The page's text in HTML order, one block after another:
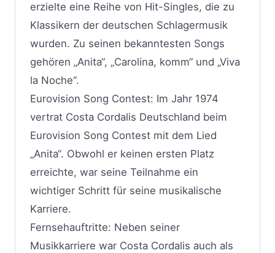
erzielte eine Reihe von Hit-Singles, die zu
Klassikern der deutschen Schlagermusik
wurden. Zu seinen bekanntesten Songs
gehören „Anita“, „Carolina, komm“ und „Viva
la Noche“.
Eurovision Song Contest: Im Jahr 1974
vertrat Costa Cordalis Deutschland beim
Eurovision Song Contest mit dem Lied
„Anita“. Obwohl er keinen ersten Platz
erreichte, war seine Teilnahme ein
wichtiger Schritt für seine musikalische
Karriere.
Fernsehauftritte: Neben seiner
Musikkarriere war Costa Cordalis auch als